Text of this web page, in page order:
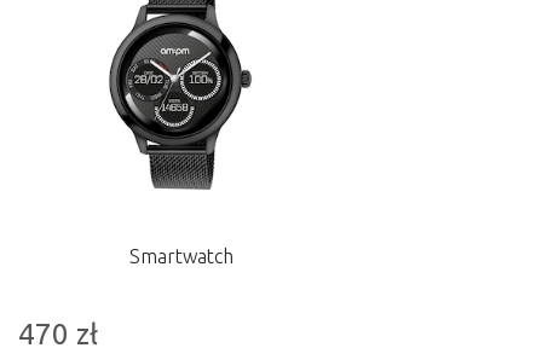
Smartwatch
470 zł